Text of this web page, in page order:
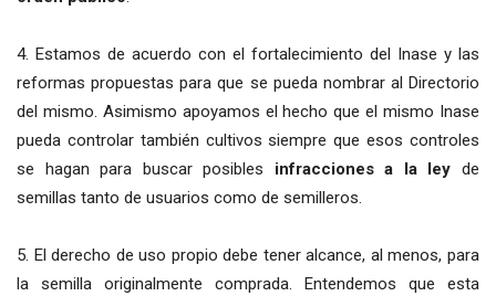
4. Estamos de acuerdo con el fortalecimiento del Inase y las
reformas propuestas para que se pueda nombrar al Directorio
del mismo. Asimismo apoyamos el hecho que el mismo Inase
pueda controlar también cultivos siempre que esos controles
se hagan para buscar posibles infracciones a la ley de
semillas tanto de usuarios como de semilleros.
5. El derecho de uso propio debe tener alcance, al menos, para
la semilla originalmente comprada. Entendemos que esta